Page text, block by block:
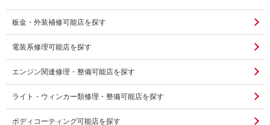
板金・外装補修可能店を探す
電装系修理可能店を探す
エンジン関連修理・整備可能店を探す
ライト・ウィンカー類修理・整備可能店を探す
ボディコーティング可能店を探す